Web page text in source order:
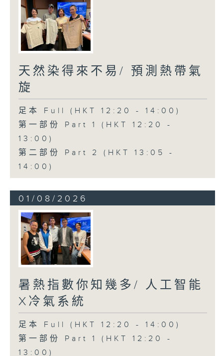
天然染得來不易/ 預測熱帶氣
旋
足本 Full (HKT 12:20 - 14:00)
第一部份 Part 1 (HKT 12:20 -
13:00)
第二部份 Part 2 (HKT 13:05 -
14:00)
01/08/2026
暑熱指數你知幾多/ 人工智能
X冷氣系統
足本 Full (HKT 12:20 - 14:00)
第一部份 Part 1 (HKT 12:20 -
13:00)